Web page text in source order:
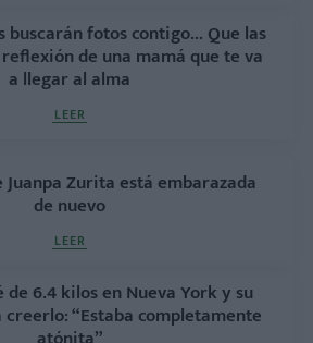
buscarán fotos contigo... Que las
de una mamá que te va
a llegar al alma
LEER
Zurita está embarazada
de nuevo
LEER
de 6.4 kilos en Nueva York y su
“Estaba completamente